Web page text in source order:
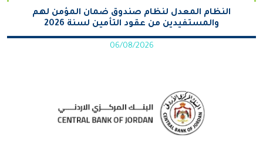
النظام المعدل لنظام صندوق ضمان المؤمن لهم
والمستفيدين من عقود التأمين لسنة 2026
06/08/2026